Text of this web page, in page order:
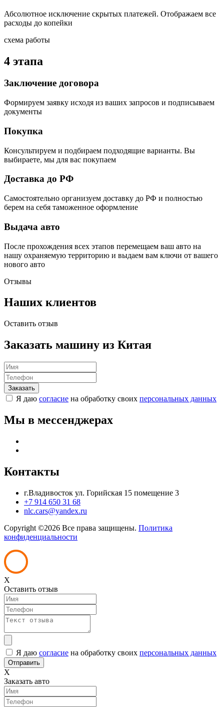
Абсолютное исключение скрытых платежей. Отображаем все
расходы до копейки
схема работы
4 этапа
Заключение договора
Формируем заявку исходя из ваших запросов и подписываем
документы
Покупка
Консультируем и подбираем подходящие варианты. Вы
выбираете, мы для вас покупаем
Доставка до РФ
Самостоятельно организуем доставку до РФ и полностью
берем на себя таможенное оформление
Выдача авто
После прохождения всех этапов перемещаем ваш авто на
нашу охраняемую территорию и выдаем вам ключи от вашего
нового авто
Отзывы
Наших клиентов
Оставить отзыв
Заказать машину из Китая
Я даю согласие на обработку своих персональных данных
Мы в мессенджерах
Контакты
г.Владивосток ул. Горийская 15 помещение 3
+7 914 650 31 68
nlc.cars@yandex.ru
Copyright ©2026 Все права защищены. Политика
конфиденциальности
X
Оставить отзыв
Я даю согласие на обработку своих персональных данных
X
Заказать авто